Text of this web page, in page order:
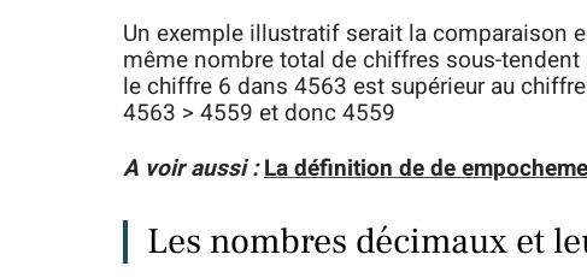
Un exemple illustratif serait la comparaison
même nombre total de chiffres sous-
le chiffre 6 dans 4563 est supérieur au
4563 > 4559 et donc 4559
A voir aussi :La définition de de
Les nombres décimaux et